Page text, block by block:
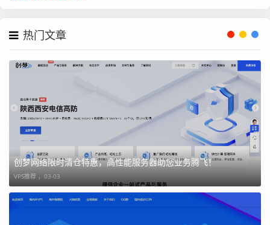
0A
增加IP
不封海外IP
封海外IP(无视海外攻击)
增加带宽(非阶梯)
热门文章
创梦网络限时清仓特惠，高性能服务器助您业务腾飞！
VPS推荐 ， 03-03